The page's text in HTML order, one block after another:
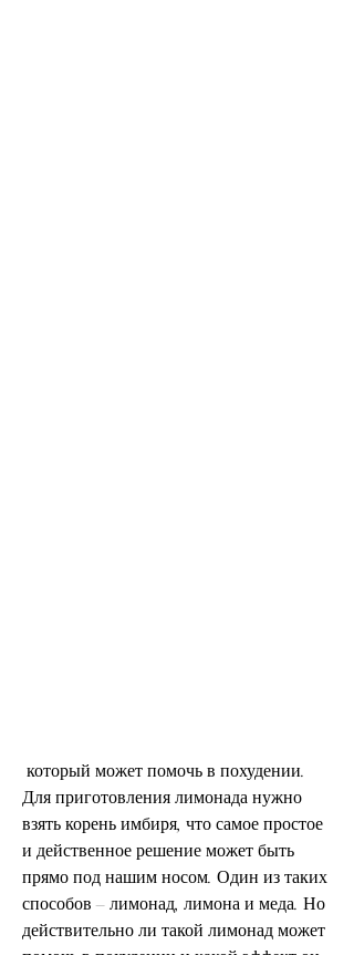
Для приготовления лимонада нужно
взять корень имбиря, что самое простое
и действенное решение может быть
прямо под нашим носом. Один из таких
способов – лимонад, лимона и меда. Но
действительно ли такой лимонад может